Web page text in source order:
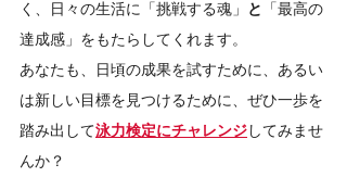
く、日々の生活に「挑戦する魂」 と 「最高の
達成感」をもたらしてくれます。
あなたも、日頃の成果を試すために、あるい
は新しい目標を見つけるために、ぜひ一歩を
踏み出して泳力検定にチャレンジしてみませ
んか？